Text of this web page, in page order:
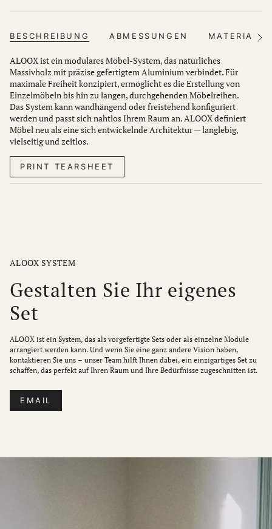
BESCHREIBUNG ABMESSUNGEN
ALOOX ist ein modulares Möbel-System, das natürliches
Massivholz mit präzise gefertigtem Aluminium verbindet. Für
maximale Freiheit konzipiert, ermöglicht es die Erstellung von
Einzelmöbeln bis hin zu langen, durchgehenden Möbelreihen.
Das System kann wandhängend oder freistehend konfiguriert
werden und passt sich nahtlos Ihrem Raum an. ALOOX definiert
Möbel neu als eine sich entwickelnde Architektur — langlebig,
vielseitig und zeitlos.
PRINT TEARSHEET
ALOOX SYSTEM
Gestalten Sie Ihr eigenes
Set
ALOOX ist ein System, das als vorgefertigte Sets oder als einzelne Module
arrangiert werden kann. Und wenn Sie eine ganz andere Vision haben,
kontaktieren Sie uns – unser Team hilft Ihnen dabei, ein einzigartiges Set zu
schaffen, das perfekt auf Ihren Raum und Ihre Bedürfnisse zugeschnitten ist.
EMAIL